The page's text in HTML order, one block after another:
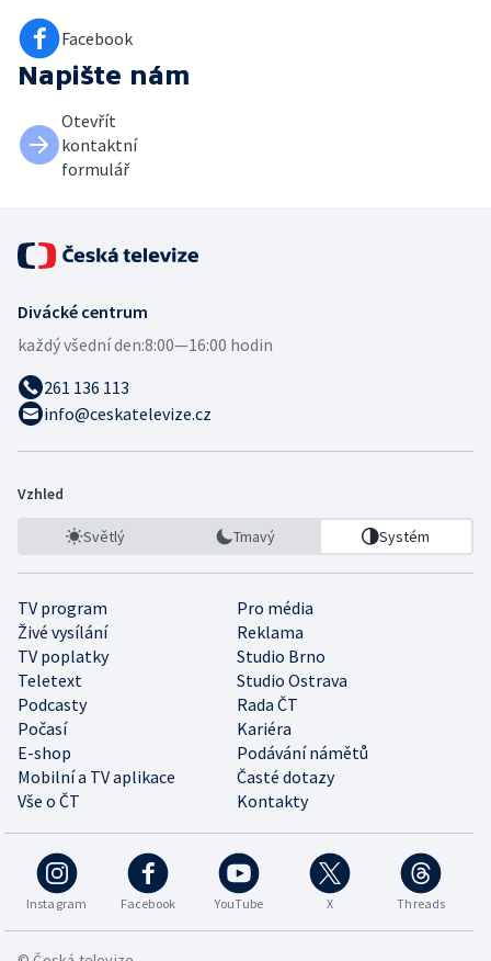
Facebook
Napište nám
Otevřít
kontaktní
formulář
Divácké centrum
každý všední den:8:00—16:00 hodin
261 136 113
info@ceskatelevize.cz
Vzhled
Světlý Tmavý Systém
TV program
Pro média
Živé vysílání
Reklama
TV poplatky
Studio Brno
Teletext
Studio Ostrava
Podcasty
Rada ČT
Počasí
Kariéra
E-shop
Podávání námětů
Mobilní a TV aplikace
Časté dotazy
Vše o ČT
Kontakty
Instagram Facebook YouTube X Threads